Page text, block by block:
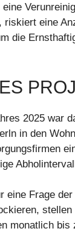
riskiert eine
die
2025 war
in den
eine Frage
monatlich